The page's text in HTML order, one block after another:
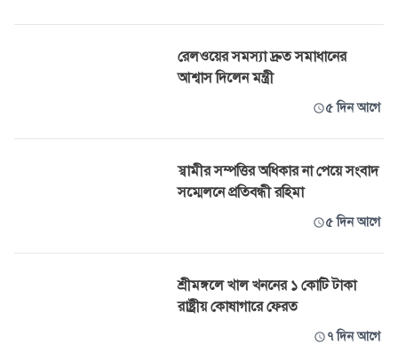
রেলওয়ের সমস্যা দ্রুত সমাধানের
আশ্বাস দিলেন মন্ত্রী
৫ দিন আগে
স্বামীর সম্পত্তির অধিকার না পেয়ে সংবাদ
সম্মেলনে প্রতিবন্ধী রহিমা
৫ দিন আগে
শ্রীমঙ্গলে খাল খননের ১ কোটি টাকা
রাষ্ট্রীয় কোষাগারে ফেরত
৭ দিন আগে